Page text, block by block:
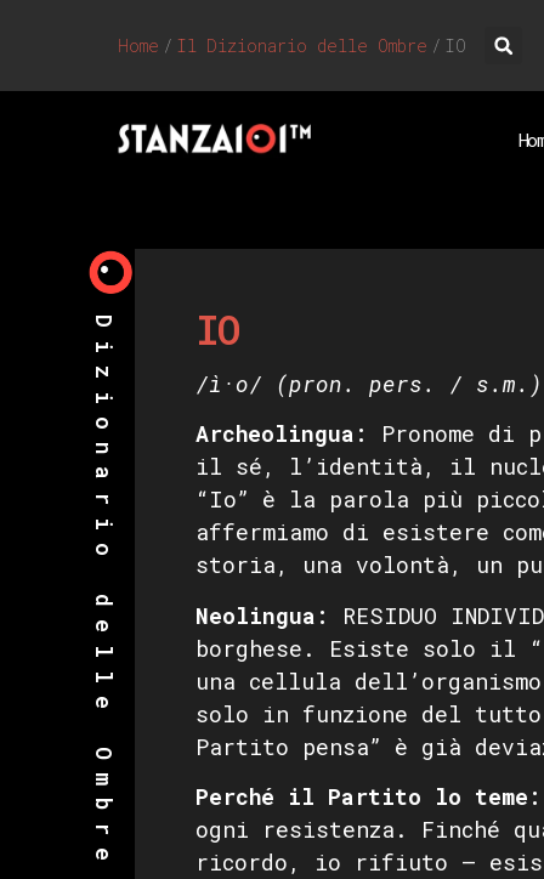
Home / Il Dizionario delle Ombre / IO
Dizionario delle Ombre IO
/ì·o/ (pron. pers. / s.m.)
Archeolingua:
Pronome di
il sé, l’identità, il
“Io” è la parola più
affermiamo di esistere
storia, una volontà, un
Neolingua:
RESIDUO
borghese. Esiste solo il
una cellula
solo in funzione del
Partito pensa” è già
Perché il Partito lo teme:
ogni resistenza. Finché
ricordo, io rifiuto —